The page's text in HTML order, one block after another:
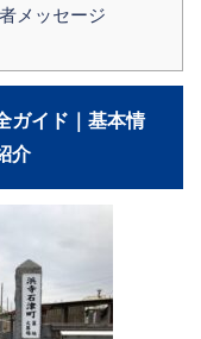
メッセージ
ガイド｜基本情
介